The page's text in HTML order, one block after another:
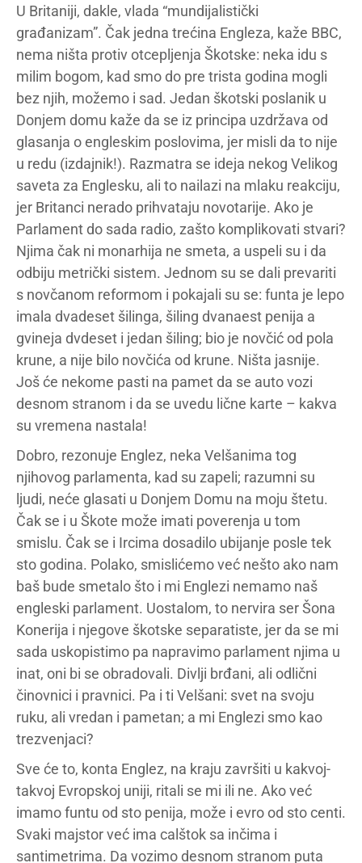
U Britaniji, dakle, vlada “mundijalistički
građanizam”. Čak jedna trećina Engleza, kaže BBC,
nema ništa protiv otcepljenja Škotske: neka idu s
milim bogom, kad smo do pre trista godina mogli
bez njih, možemo i sad. Jedan škotski poslanik u
Donjem domu kaže da se iz principa uzdržava od
glasanja o engleskim poslovima, jer misli da to nije
u redu (izdajnik!). Razmatra se ideja nekog Velikog
saveta za Englesku, ali to nailazi na mlaku reakciju,
jer Britanci nerado prihvataju novotarije. Ako je
Parlament do sada radio, zašto komplikovati stvari?
Njima čak ni monarhija ne smeta, a uspeli su i da
odbiju metrički sistem. Jednom su se dali prevariti
s novčanom reformom i pokajali su se: funta je lepo
imala dvadeset šilinga, šiling dvanaest penija a
gvineja dvdeset i jedan šiling; bio je novčić od pola
krune, a nije bilo novčića od krune. Ništa jasnije.
Još će nekome pasti na pamet da se auto vozi
desnom stranom i da se uvedu lične karte – kakva
su vremena nastala!
Dobro, rezonuje Englez, neka Velšanima tog
njihovog parlamenta, kad su zapeli; razumni su
ljudi, neće glasati u Donjem Domu na moju štetu.
Čak se i u Škote može imati poverenja u tom
smislu. Čak se i Ircima dosadilo ubijanje posle tek
sto godina. Polako, smislićemo već nešto ako nam
baš bude smetalo što i mi Englezi nemamo naš
engleski parlament. Uostalom, to nervira ser Šona
Konerija i njegove škotske separatiste, jer da se mi
sada uskopistimo pa napravimo parlament njima u
inat, oni bi se obradovali. Divlji brđani, ali odlični
činovnici i pravnici. Pa i ti Velšani: svet na svoju
ruku, ali vredan i pametan; a mi Englezi smo kao
trezvenjaci?
Sve će to, konta Englez, na kraju završiti u kakvoj-
takvoj Evropskoj uniji, ritali se mi ili ne. Ako već
imamo funtu od sto penija, može i evro od sto centi.
Svaki majstor već ima calštok sa inčima i
santimetrima. Da vozimo desnom stranom puta